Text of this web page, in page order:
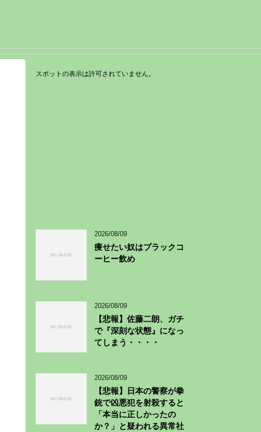
2026/08/09
痩せたい奴はブラックコ
ーヒー飲め
2026/08/09
【悲報】佐藤二朗、ガチ
で『深刻な状態』になっ
てしまう・・・・
2026/08/09
【悲報】日本の警察が拳
銃で凶悪犯を射殺すると
「本当に正しかったの
か？」と疑われる異常社